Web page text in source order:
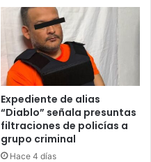
Expediente de alias
“Diablo” señala presuntas
filtraciones de policías a
grupo criminal
Hace 4 días